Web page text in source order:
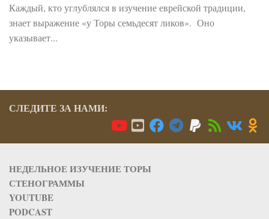
Каждый, кто углублялся в изучение еврейской традиции,
знает выражение «у Торы семьдесят ликов». Оно
указывает...
СЛЕДИТЕ ЗА НАМИ:
НЕДЕЛЬНОЕ ИЗУЧЕНИЕ ТОРЫ
СТЕНОГРАММЫ
YOUTUBE
PODCAST